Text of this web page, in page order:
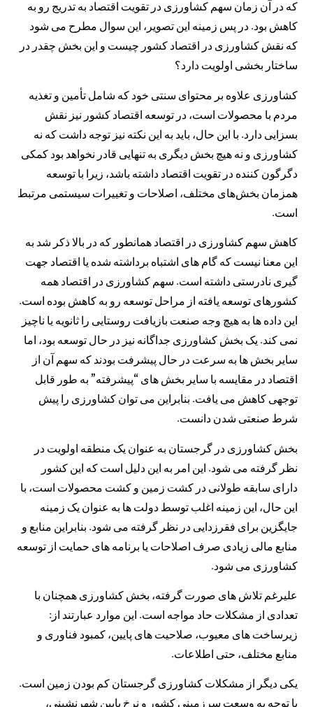
که در آن زمان سهم کشاورزی در تقویت اقتصاد به تدریج رو به
کاهش بود. در پس زمینه این تصویر، این سوال مطرح می شود
که نقش کشاورزی در اقتصاد کشور چیست و این بخش چقدر در
ساختار بخشی اولویت دارد؟
کشاورزی علاوه بر محتوای سنتی خود که شامل تأمین و تغذیه
مردم با محصولات است، در توسعه اقتصاد کشور نیز نقش
بسزایی دارد. با این حال، باید به این نکته نیز توجه داشت که نه
کشاورزی و نه هیچ بخش دیگری به تنهایی قادر نخواهد بود کمکی
دگرگون کننده در تقویت اقتصاد داشته باشد، زیرا با توسعه
همزمان بخش‌های مختلف، اصلاحات و تغییرات سیستمی مرتبط
است.
کاهش سهم کشاورزی در اقتصاد همانطور که در بالا ذکر شد به
این معنا نیست که گام های اشتباه برداشته شده یا اقتصاد جهت
گیری نادرستی داشته است. سهم کشاورزی در اقتصاد همه
کشورهای توسعه یافته از مراحل توسعه رو به کاهش بوده است.
این داده ها به هیچ وجه صنعت بازیافت روستایی را ثانویه یا ناچیز
نمی کند. یک بخش کشاورزی جداگانه نیز در حال توسعه بود، اما
سایر بخش ها به سرعت در حال پیشرفت بودند که سهم آن از
اقتصاد در مقایسه با سایر بخش های “پیشرفته” به طور قابل
توجهی کاهش می یافت. بنابراین می توان کشاورزی را پیش
شرط صنعتی شدن دانست.
بخش کشاورزی در گرجستان به عنوان یک منطقه اولویت در
نظر گرفته می شود. این امر به این دلیل است که این کشور
دارای سابقه طولانی در کشت زمین و کشت محصولات است، با
این حال، این زمینه اغلب توسط دولت ها به عنوان یک زمینه
جایگزین برای فقرزدایی در نظر گرفته می شود. بنابراین منابع و
منابع مالی زیادی صرف اصلاحات یا برنامه های حمایت از توسعه
کشاورزی می شود.
علیرغم تلاش های صورت گرفته، بخش کشاورزی همچنان با
تعدادی از مشکلات حاد مواجه است. این موارد عبارتند از:
زیرساخت های معیوب، صلاحیت های پایین، کمبود فناوری و
منابع مختلف، حتی اطلاعات.
یکی دیگر از مشکلات کشاورزی گرجستان کم بودن زمین است.
با توجه به وسعت سرزمینی کشور و نرخ پایین شهرنشینی،